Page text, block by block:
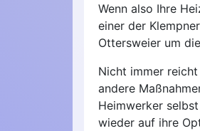
Wenn also Ihre
einer der
Ottersweier um
Nicht immer
andere
Heimwerker
wieder auf ihre